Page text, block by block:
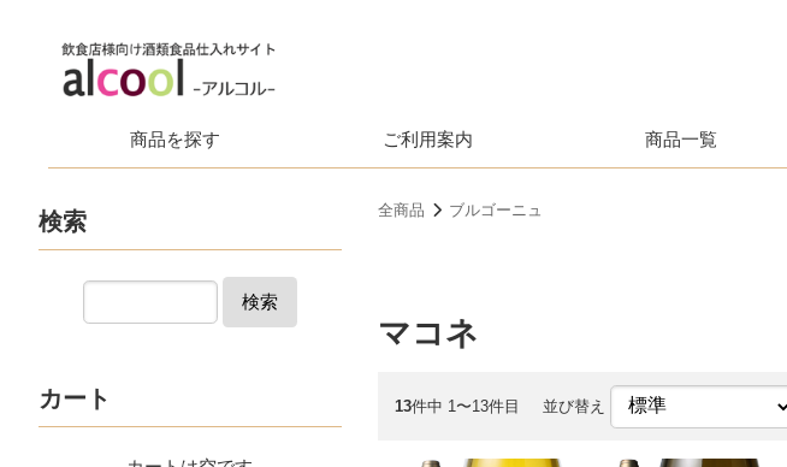
商品を探す ご利用案内 商品一覧
全商品 ブルゴーニュ
マコネ
13件中 1〜13件目 並び替え
検索
検索
カート